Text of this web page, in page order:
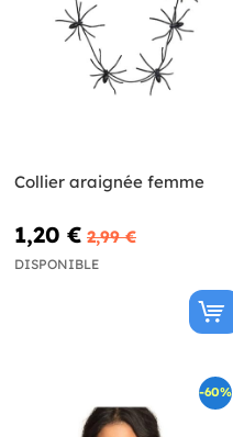
Collier araignée femme
1,20 € 2,99 €
DISPONIBLE
-60%